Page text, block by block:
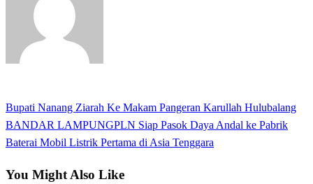
Navigasi
pos
Previous
Post
Bupati Nanang Ziarah Ke Makam Pangeran Karullah Hulubalang
Next
Post
BANDAR LAMPUNGPLN Siap Pasok Daya Andal ke Pabrik
Baterai Mobil Listrik Pertama di Asia Tenggara
You Might Also Like